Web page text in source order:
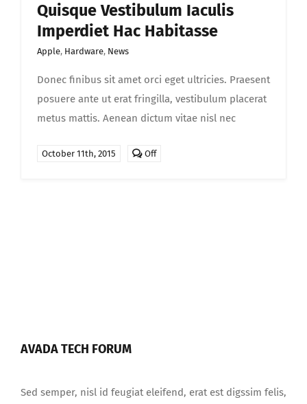
Quisque Vestibulum Iaculis
Imperdiet Hac Habitasse
Apple, Hardware, News
Donec finibus sit amet orci eget ultricies. Praesent
posuere ante ut erat fringilla, vestibulum placerat
metus mattis. Aenean dictum vitae nisl nec
October 11th, 2015 OffComments
AVADA TECH FORUM
Sed semper, nisl id feugiat eleifend, erat est digssim felis,